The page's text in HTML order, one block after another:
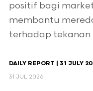
positif bagi
membantu
terhadap tekanan
DAILY REPORT | 31 JULY
31 JUL 2026